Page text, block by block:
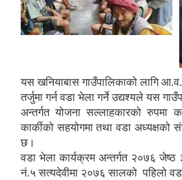
यस खनियाबास गाउँपालिकाको लागि
तर्जुमा गर्न वडा भेला गर्ने उद्यश्यले यस
अन्तर्गत योजना सल्लाहकारको रुपमा
कार्कीको सहयोगमा तथा वडा अध्यक्षको
छ।
वडा भेला कार्यक्रम अन्तर्गत २०७६ जेष्ठ
नं.५ सत्यदेवीमा २०७६ सालको पहिलो